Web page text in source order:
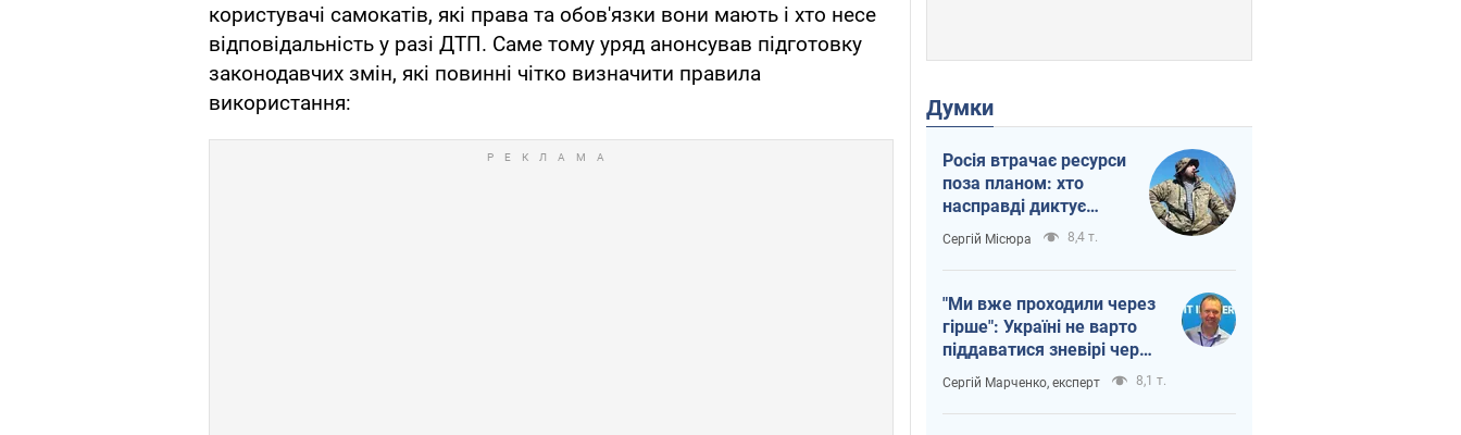
користувачі самокатів, які права та обов'язки вони мають і хто несе
відповідальність у разі ДТП. Саме тому уряд анонсував підготовку
законодавчих змін, які повинні чітко визначити правила
використання:
Думки
Росія втрачає ресурси
поза планом: хто
насправді диктує
темп війни
Сергій Місюра 8,4 т.
"Ми вже проходили через
гірше": Україні не варто
піддаватися зневірі через
ракетний терор
Сергій Марченко, експерт 8,1 т.